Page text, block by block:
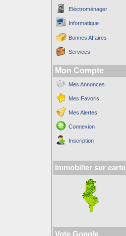
Eléctroménager
Informatique
Bonnes Affaires
Services
Mon Compte
Mes Annonces
Mes Favoris
Mes Alertes
Connexion
Inscription
Immobilier sur carte
Vote Google